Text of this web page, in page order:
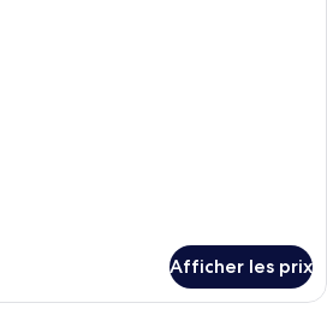
Afficher les prix